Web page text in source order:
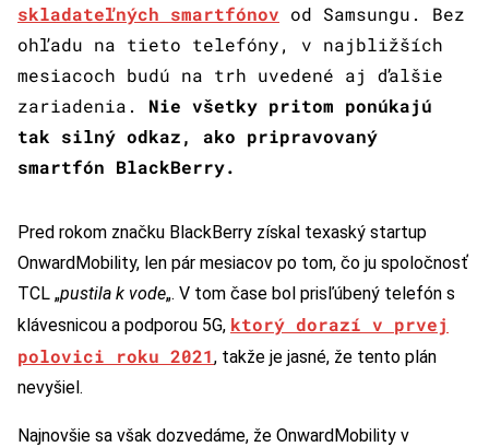
skladateľných smartfónov od Samsungu. Bez
ohľadu na tieto telefóny, v najbližších
mesiacoch budú na trh uvedené aj ďalšie
zariadenia. Nie všetky pritom ponúkajú
tak silný odkaz, ako pripravovaný
smartfón BlackBerry.
Pred rokom značku BlackBerry získal texaský startup
OnwardMobility, len pár mesiacov po tom, čo ju spoločnosť
TCL „pustila k vode„. V tom čase bol prisľúbený telefón s
klávesnicou a podporou 5G, ktorý dorazí v prvej
polovici roku 2021, takže je jasné, že tento plán
nevyšiel.
Najnovšie sa však dozvedáme, že OnwardMobility v